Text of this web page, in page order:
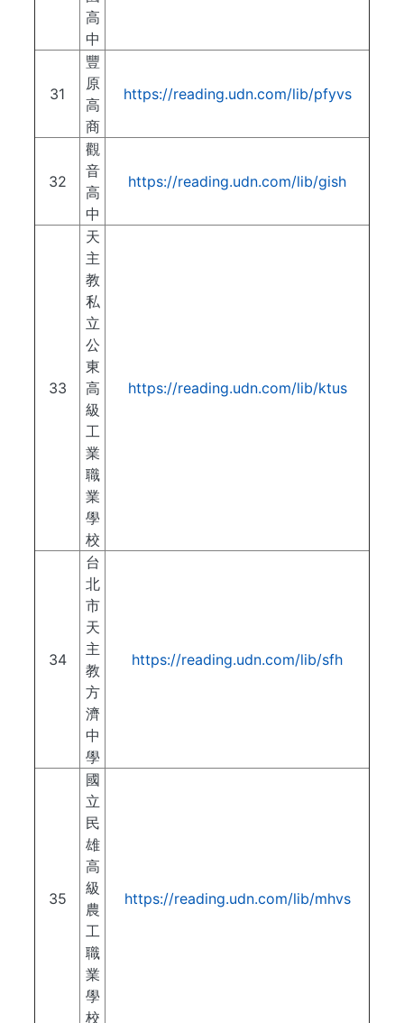
高
中
31
豐
原
高
商
https://reading.udn.com/lib/pfyvs
32
觀
音
高
中
https://reading.udn.com/lib/gish
33
天
主
教
私
立
公
東
高
級
工
業
職
業
學
校
https://reading.udn.com/lib/ktus
34
台
北
市
天
主
教
方
濟
中
學
https://reading.udn.com/lib/sfh
35
國
立
民
雄
高
級
農
工
職
業
學
校
https://reading.udn.com/lib/mhvs